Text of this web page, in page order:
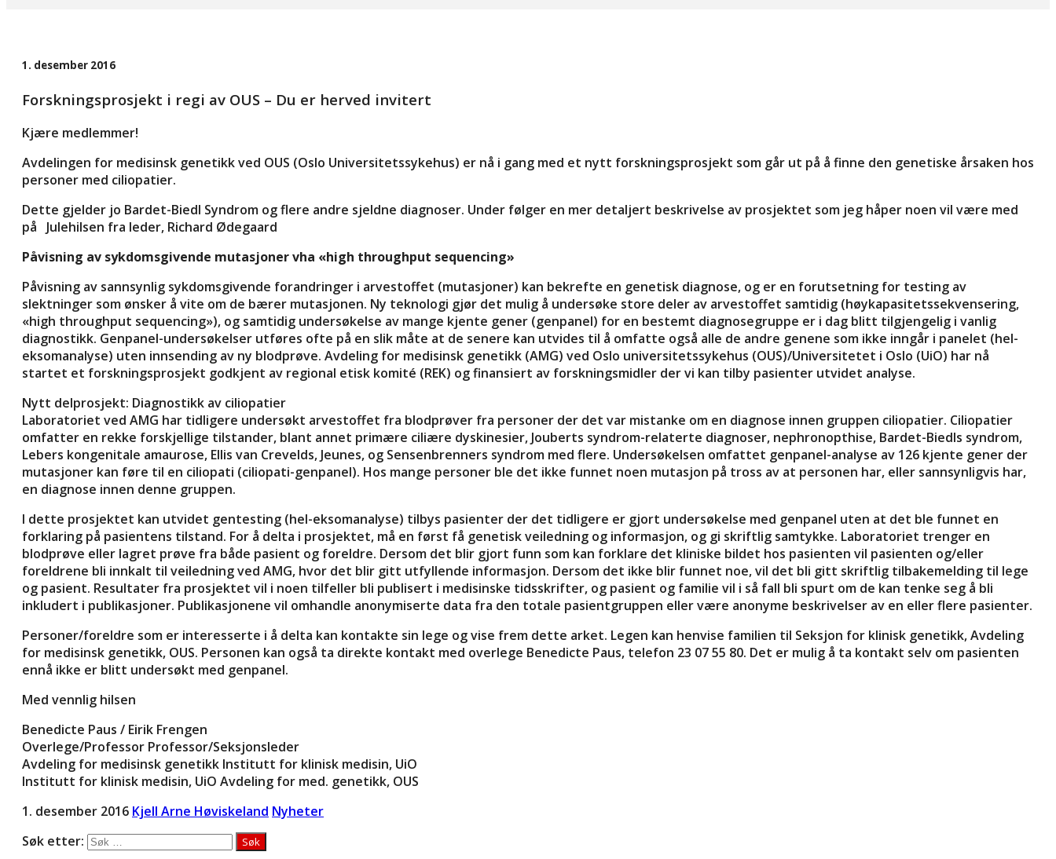
1. desember 2016
Forskningsprosjekt i regi av OUS – Du er herved invitert
Kjære medlemmer!
Avdelingen for medisinsk genetikk ved OUS (Oslo Universitetssykehus) er nå i gang med et nytt forskningsprosjekt som går ut på å finne den genetiske årsaken hos
personer med ciliopatier.
Dette gjelder jo Bardet-Biedl Syndrom og flere andre sjeldne diagnoser. Under følger en mer detaljert beskrivelse av prosjektet som jeg håper noen vil være med
på
Julehilsen fra leder, Richard Ødegaard
Påvisning av sykdomsgivende mutasjoner vha «high throughput sequencing»
Påvisning av sannsynlig sykdomsgivende forandringer i arvestoffet (mutasjoner) kan bekrefte en genetisk diagnose, og er en forutsetning for testing av
slektninger som ønsker å vite om de bærer mutasjonen. Ny teknologi gjør det mulig å undersøke store deler av arvestoffet samtidig (høykapasitetssekvensering,
«high throughput sequencing»), og samtidig undersøkelse av mange kjente gener (genpanel) for en bestemt diagnosegruppe er i dag blitt tilgjengelig i vanlig
diagnostikk. Genpanel-undersøkelser utføres ofte på en slik måte at de senere kan utvides til å omfatte også alle de andre genene som ikke inngår i panelet (hel-
eksomanalyse) uten innsending av ny blodprøve. Avdeling for medisinsk genetikk (AMG) ved Oslo universitetssykehus (OUS)/Universitetet i Oslo (UiO) har nå
startet et forskningsprosjekt godkjent av regional etisk komité (REK) og finansiert av forskningsmidler der vi kan tilby pasienter utvidet analyse.
Nytt delprosjekt: Diagnostikk av ciliopatier
Laboratoriet ved AMG har tidligere undersøkt arvestoffet fra blodprøver fra personer der det var mistanke om en diagnose innen gruppen ciliopatier. Ciliopatier
omfatter en rekke forskjellige tilstander, blant annet primære ciliære dyskinesier, Jouberts syndrom-relaterte diagnoser, nephronopthise, Bardet-Biedls syndrom,
Lebers kongenitale amaurose, Ellis van Crevelds, Jeunes, og Sensenbrenners syndrom med flere. Undersøkelsen omfattet genpanel-analyse av 126 kjente gener der
mutasjoner kan føre til en ciliopati (ciliopati-genpanel). Hos mange personer ble det ikke funnet noen mutasjon på tross av at personen har, eller sannsynligvis har,
en diagnose innen denne gruppen.
I dette prosjektet kan utvidet gentesting (hel-eksomanalyse) tilbys pasienter der det tidligere er gjort undersøkelse med genpanel uten at det ble funnet en
forklaring på pasientens tilstand. For å delta i prosjektet, må en først få genetisk veiledning og informasjon, og gi skriftlig samtykke. Laboratoriet trenger en
blodprøve eller lagret prøve fra både pasient og foreldre. Dersom det blir gjort funn som kan forklare det kliniske bildet hos pasienten vil pasienten og/eller
foreldrene bli innkalt til veiledning ved AMG, hvor det blir gitt utfyllende informasjon. Dersom det ikke blir funnet noe, vil det bli gitt skriftlig tilbakemelding til lege
og pasient. Resultater fra prosjektet vil i noen tilfeller bli publisert i medisinske tidsskrifter, og pasient og familie vil i så fall bli spurt om de kan tenke seg å bli
inkludert i publikasjoner. Publikasjonene vil omhandle anonymiserte data fra den totale pasientgruppen eller være anonyme beskrivelser av en eller flere pasienter.
Personer/foreldre som er interesserte i å delta kan kontakte sin lege og vise frem dette arket. Legen kan henvise familien til Seksjon for klinisk genetikk, Avdeling
for medisinsk genetikk, OUS. Personen kan også ta direkte kontakt med overlege Benedicte Paus, telefon 23 07 55 80. Det er mulig å ta kontakt selv om pasienten
ennå ikke er blitt undersøkt med genpanel.
Med vennlig hilsen
Benedicte Paus / Eirik Frengen
Overlege/Professor Professor/Seksjonsleder
Avdeling for medisinsk genetikk Institutt for klinisk medisin, UiO
Institutt for klinisk medisin, UiO Avdeling for med. genetikk, OUS
1. desember 2016 Kjell Arne Høviskeland Nyheter
Søk etter: